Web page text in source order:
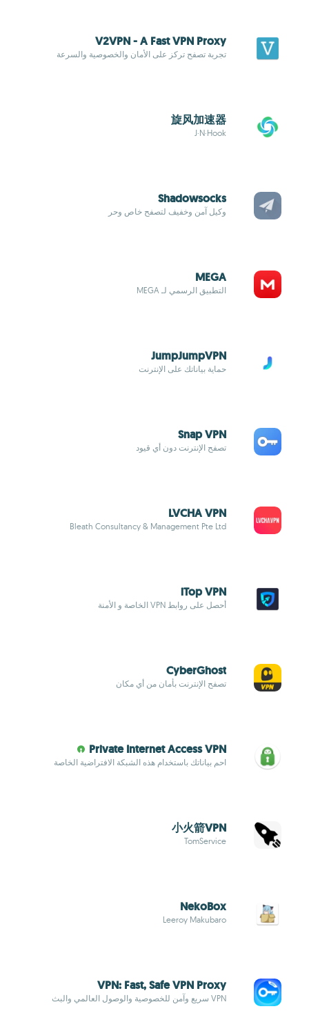
V2VPN - A Fast VPN Proxy
تجربة تصفح تركز على الأمان والخصوصية والسرعة
旋风加速器
J·N·Hook
Shadowsocks
وكيل آمن وخفيف لتصفح خاص وحر
MEGA
التطبيق الرسمي لـ MEGA
JumpJumpVPN
حماية بياناتك على الإنترنت
Snap VPN
تصفح الإنترنت دون أي قيود
LVCHA VPN
Bleath Consultancy & Management Pte Ltd
iTop VPN
أحصل على روابط VPN الخاصة و الأمنة
CyberGhost
تصفح الإنترنت بأمان من أي مكان
Private Internet Access VPN
احمِ بياناتك باستخدام هذه الشبكة الافتراضية الخاصة
小火箭VPN
TomService
NekoBox
Leeroy Makubaro
VPN: Fast, Safe VPN Proxy
VPN سريع وآمن للخصوصية والوصول العالمي والبث